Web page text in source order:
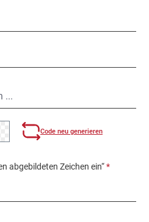
Code neu generieren
abgebildeten Zeichen ein“*